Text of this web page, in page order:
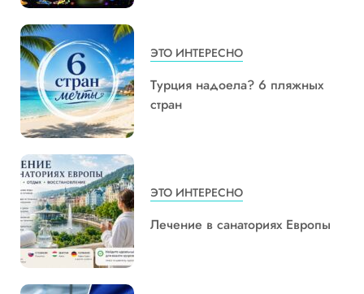
ЭТО ИНТЕРЕСНО
Турция надоела? 6 пляжных
стран
ЭТО ИНТЕРЕСНО
Лечение в санаториях Европы